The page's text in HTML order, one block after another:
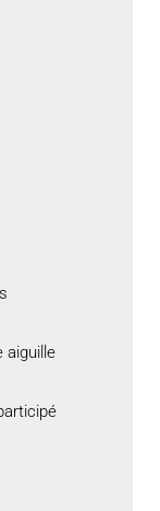
aiguille